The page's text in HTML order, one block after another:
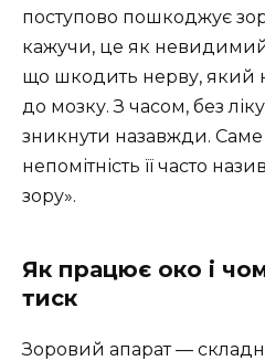
поступово пошкоджує
кажучи, це як
що шкодить нерву, який
до мозку. З часом, без
зникнути назавжди.
непомітність її часто
зору».
Як працює око і
тиск
Зоровий апарат —